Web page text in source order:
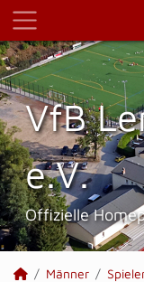
VfB
e.V.
Offizielle
Männer